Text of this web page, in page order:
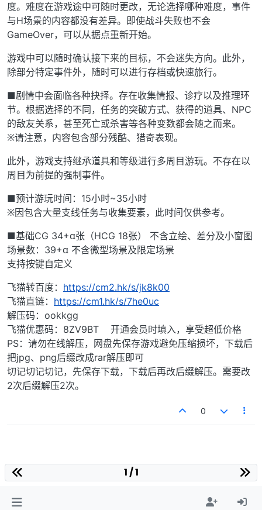
度。难度在游戏途中可随时更改，无论选择哪种难度，事件
与H场景的内容都没有差异。即使战斗失败也不会
GameOver，可以从据点重新开始。
游戏中可以随时确认接下来的目标，不会迷失方向。此外，
除部分特定事件外，随时可以进行存档或快速旅行。
■剧情中会面临各种抉择。存在收集情报、诊疗以及推理环
节。根据选择的不同，任务的突破方式、获得的道具、NPC
的敌友关系，甚至死亡或杀害等各种变数都会随之而来。
※请注意，内容包含部分残酷、猎奇表现。
此外，游戏支持继承道具和等级进行多周目游玩。不存在以
周目为前提的强制事件。
■预计游玩时间：15小时~35小时
※因包含大量支线任务与收集要素，此时间仅供参考。
■基础CG 34+α张（HCG 18张） 不含立绘、差分及小窗图
场景数：39+α 不含微型场景及限定场景
支持按键自定义
飞猫转百度： https://cm2.hk/s/jk8k00
飞猫直链： https://cm1.hk/s/7he0uc
解压码：ookkgg
飞猫优惠码：8ZV9BT 开通会员时填入，享受超低价格
PS：请勿在线解压，网盘先保存游戏避免压缩损坏，下载后
把jpg、png后缀改成rar解压即可
切记切记切记，先保存下载，下载后再改后缀解压。需要改
2次后缀解压2次。
0
1 / 1